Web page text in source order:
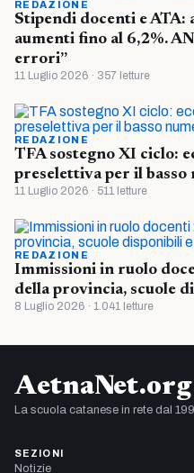
REDAZIONE
Stipendi docenti e
aumenti fino al 6,2%.
errori”
11 Luglio 2026 · 357 letture
REDAZIONE
TFA sostegno XI ciclo:
preselettiva per il
11 Luglio 2026 · 511 letture
REDAZIONE
Immissioni in ruolo
della provincia, scuole
8 Luglio 2026 · 1.041 letture
AetnaNet.org
La scuola catanese in rete dal
SEZIONI
Notizie